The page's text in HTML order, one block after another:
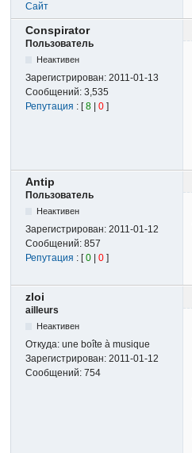
Сайт
Conspirator
Пользователь
Неактивен
Зарегистрирован:2011-01-13
Сообщений:3,535
Репутация : [8 |0 ]
Antip
Пользователь
Неактивен
Зарегистрирован:2011-01-12
Сообщений:857
Репутация : [0 |0 ]
zloi
ailleurs
Неактивен
Откуда:une boîte à musique
Зарегистрирован:2011-01-12
Сообщений:754